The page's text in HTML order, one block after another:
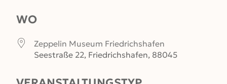
WO
Zeppelin Museum Friedrichshafen
Seestraße 22, Friedrichshafen, 88045